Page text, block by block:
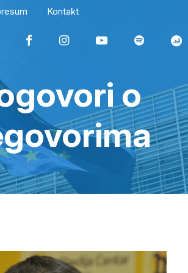
Kontakt
o